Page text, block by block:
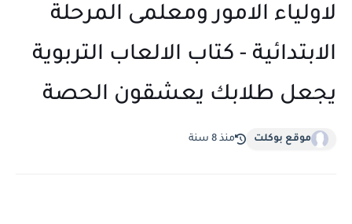
لاولياء الامور ومعلمى المرحلة
الابتدائية - كتاب الالعاب التربوية
يجعل طلابك يعشقون الحصة
موقع بوكلت منذ 8 سنة